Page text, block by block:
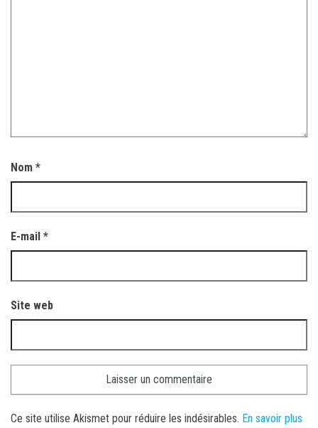
Nom *
E-mail *
Site web
Ce site utilise Akismet pour réduire les indésirables. En savoir plus